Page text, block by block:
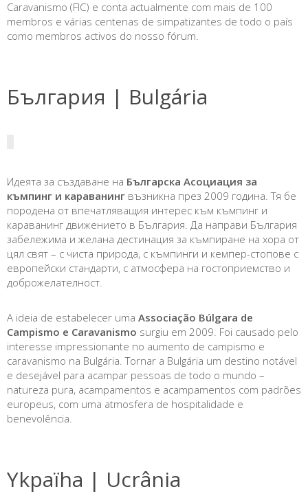
Caravanismo (FIC) e conta actualmente com mais de 100
membros e várias centenas de simpatizantes de todo o país
como membros activos do nosso fórum.
България | Bulgária
Идеята за създаване на Българска Асоциация за
къмпинг и караванинг възникна през 2009 година. Тя бе
породена от впечатляващия интерес към къмпинг и
караванинг движението в България. Да направи България
забележима и желана дестинация за къмпиране на хора от
цял свят – с чиста природа, с къмпинги и кемпер-стопове с
европейски стандарти, с атмосфера на гостоприемство и
доброжелателност.
A ideia de estabelecer uma Associação Búlgara de
Campismo e Caravanismo surgiu em 2009. Foi causado pelo
interesse impressionante no aumento de campismo e
caravanismo na Bulgária. Tornar a Bulgária um destino notável
e desejável para acampar pessoas de todo o mundo –
natureza pura, acampamentos e acampamentos com padrões
europeus, com uma atmosfera de hospitalidade e
benevolência.
Ykpaïha | Ucrânia